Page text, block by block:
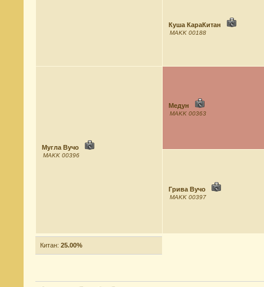
Куша КараКитан
MAKK 00188
Мугла Вучо
MAKK 00396
Медун
MAKK 00363
Грива Вучо
MAKK 00397
Китан: 25.00%